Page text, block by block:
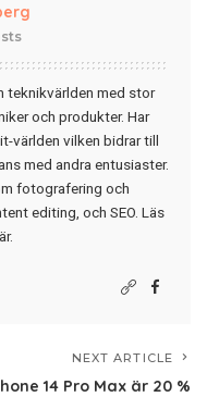
teknikvärlden med stor
och produkter. Har
världen vilken bidrar till
med andra entusiaster.
fotografering och
editing, och SEO. Läs
.
NEXT ARTICLE
14 Pro Max är 20 %